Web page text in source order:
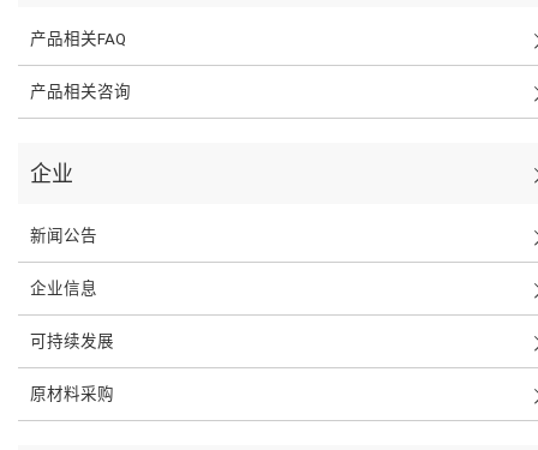
产品相关FAQ
产品相关咨询
企业
新闻公告
企业信息
可持续发展
原材料采购